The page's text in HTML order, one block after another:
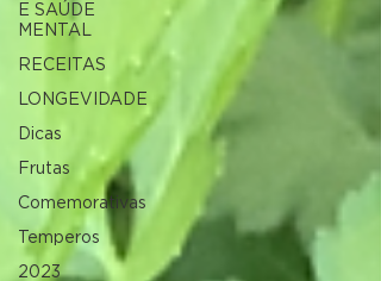
E SAÚDE
MENTAL
RECEITAS
LONGEVIDADE
Dicas
Frutas
Comemorativas
Temperos
2023